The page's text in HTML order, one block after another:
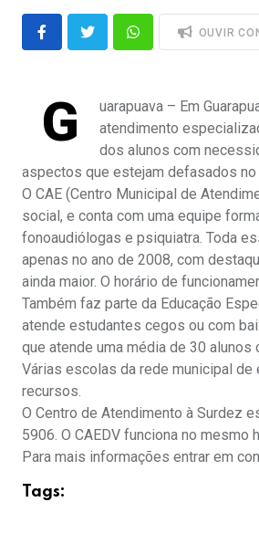
OUVIR
G
uarapuava – Em
atendimento
dos alunos com
aspectos que estejam defasados
O CAE (Centro Municipal de
social, e conta com uma equipe
fonoaudiólogas e psiquiatra. Toda
apenas no ano de 2008, com
ainda maior. O horário de
Também faz parte da Educação
atende estudantes cegos ou com
que atende uma média de 30
Várias escolas da rede municipal
recursos.
O Centro de Atendimento à Surdez
5906. O CAEDV funciona no mesmo
Para mais informações entrar em
Tags: